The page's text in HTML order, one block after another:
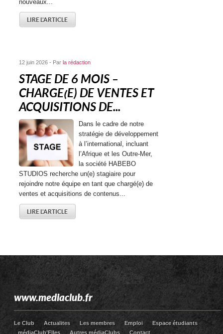
nouveaux...
LIRE L'ARTICLE
12 juin 2026 - Par la rédaction
STAGE DE 6 MOIS –
CHARGE(E) DE VENTES ET
ACQUISITIONS DE...
Dans le cadre de notre
stratégie de développement
à l’international, incluant
l’Afrique et les Outre-Mer,
la société HABEBO
STUDIOS recherche un(e) stagiaire pour
rejoindre notre équipe en tant que chargé(e) de
ventes et acquisitions de contenus...
LIRE L'ARTICLE
www.mediaclub.fr
Le Club Actualites Les membres Emploi
Espace étudiants
médiaClub’Elles
Autres médiaClubs Contact